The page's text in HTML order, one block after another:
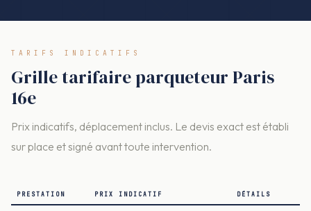
TARIFS INDICATIFS
Grille tarifaire parqueteur Paris
16e
Prix indicatifs, déplacement inclus. Le devis exact est établi
sur place et signé avant toute intervention.
PRESTATION PRIX INDICATIF DÉTAILS